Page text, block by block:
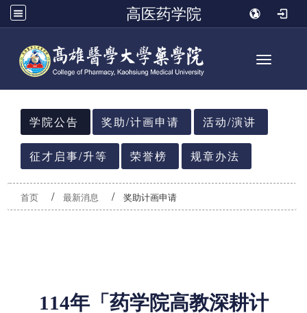
高医药学院
Toggle
:::
学院公告
奖助/计画申请 活动/演讲
征才启事/升等 荣誉榜 规章办法
首页 最新消息 奖助计画申请
114年「药学院高教深耕计